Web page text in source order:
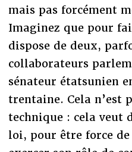
mais pas forcément
Imaginez que pour
dispose de deux,
collaborateurs
sénateur étatsunien
trentaine. Cela n’est
technique : cela veut
loi, pour être force